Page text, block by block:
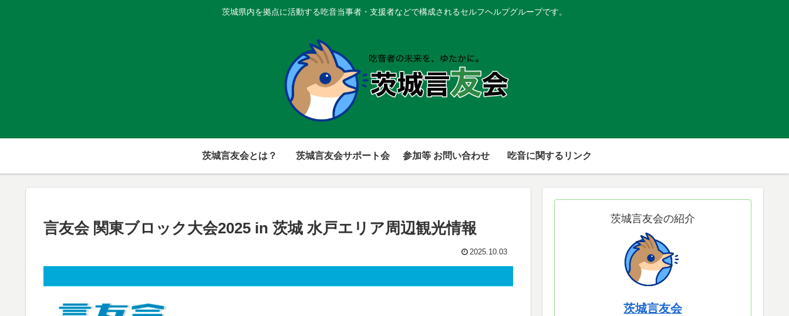
茨城県内を拠点に活動する吃音当事者・支援者などで構成されるセルフヘルプグループです。
茨城言友会とは？ 茨城言友会サポート会 参加等 お問い合わせ 吃音に関するリンク
言友会 関東ブロック大会2025 in 茨城 水戸エリア周辺観光情報
2025.10.03
茨城言友会の紹介
茨城言友会